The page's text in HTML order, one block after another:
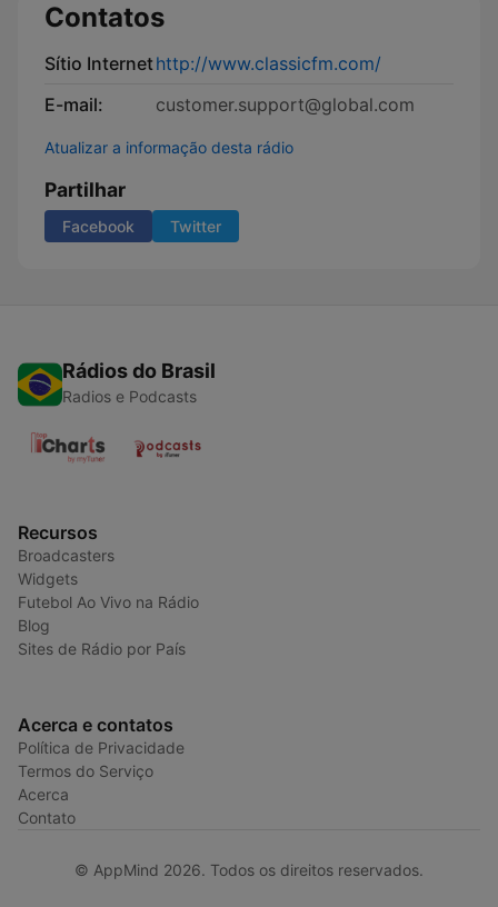
Contatos
Sítio Internethttp://www.classicfm.com/
E-mail:
customer.support@global.com
Atualizar a informação desta rádio
Partilhar
Facebook Twitter
Rádios do Brasil
Radios e Podcasts
Recursos
Broadcasters
Widgets
Futebol Ao Vivo na Rádio
Blog
Sites de Rádio por País
Acerca e contatos
Política de Privacidade
Termos do Serviço
Acerca
Contato
© AppMind 2026. Todos os direitos reservados.